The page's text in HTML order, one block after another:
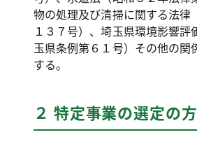
物の処理及び清掃に関する法律
１３７号）、埼玉県環境影響
玉県条例第６１号）その他の関
する。
２ 特定事業の選定の